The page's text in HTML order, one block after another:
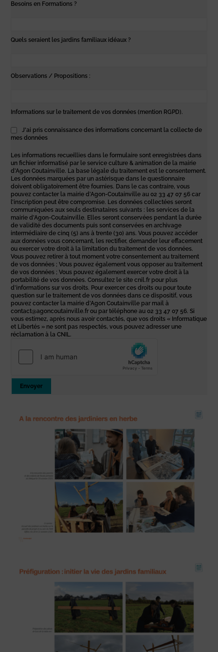
Besoins en Formations ?
Quels seraient les jardins familiaux idéaux ?
Observations / Propositions :
Informations sur le traitement de vos données (mention RGPD).
J'ai pris connaissance des informations concernant la collecte de
mes données
Les informations recueillies dans le formulaire sont enregistrées dans
un fichier informatisé par le service culture & animation de la mairie
d’Agon Coutainville. La base légale du traitement est le consentement.
Les données marquées par un astérisque dans le questionnaire
doivent obligatoirement être fournies. Dans le cas contraire, vous
pouvez contacter la mairie d’Agon-Coutainville au 02 33 47 07 56 car
l’inscription peut être compromise. Les données collectées seront
communiquées aux seuls destinataires suivants : les services de la
mairie d’Agon-Coutainville. Elles seront conservées pendant la durée
de validité des documents puis sont conservées en archivage
intermédiaire de cinq (5) ans à trente (30) ans. Vous pouvez accéder
aux données vous concernant, les rectifier, demander leur effacement
ou exercer votre droit à la limitation du traitement de vos données.
Vous pouvez retirer à tout moment votre consentement au traitement
de vos données ; Vous pouvez également vous opposer au traitement
de vos données ; Vous pouvez également exercer votre droit à la
portabilité de vos données. Consultez le site cnil.fr pour plus
d’informations sur vos droits. Pour exercer ces droits ou pour toute
question sur le traitement de vos données dans ce dispositif, vous
pouvez contacter la mairie d’Agon Coutainville par mail à
contact@agoncoutainville.fr ou par téléphone au 02 33 47 07 56. Si
vous estimez, après nous avoir contactés, que vos droits « Informatique
et Libertés » ne sont pas respectés, vous pouvez adresser une
réclamation à la CNIL.
Envoyer